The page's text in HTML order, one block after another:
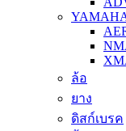
ล้อ
ยาง
ดิสก์เบรค